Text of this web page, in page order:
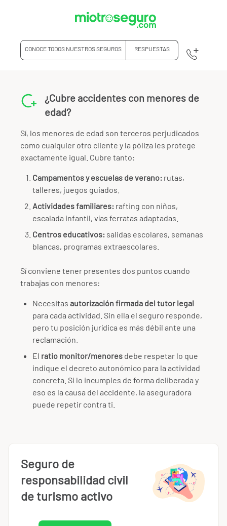
CONOCE TODOS NUESTROS SEGUROS RESPUESTAS
¿Cubre accidentes con menores de
edad?
Sí, los menores de edad son terceros perjudicados
como cualquier otro cliente y la póliza les protege
exactamente igual. Cubre tanto:
Campamentos y escuelas de verano: rutas,
talleres, juegos guiados.
Actividades familiares: rafting con niños,
escalada infantil, vías ferratas adaptadas.
Centros educativos: salidas escolares, semanas
blancas, programas extraescolares.
Sí conviene tener presentes dos puntos cuando
trabajas con menores:
Necesitas autorización firmada del tutor legal
para cada actividad. Sin ella el seguro responde,
pero tu posición jurídica es más débil ante una
reclamación.
El ratio monitor/menores debe respetar lo que
indique el decreto autonómico para la actividad
concreta. Si lo incumples de forma deliberada y
eso es la causa del accidente, la aseguradora
puede repetir contra ti.
Seguro de
responsabilidad civil
de turismo activo